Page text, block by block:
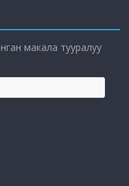
макала тууралуу